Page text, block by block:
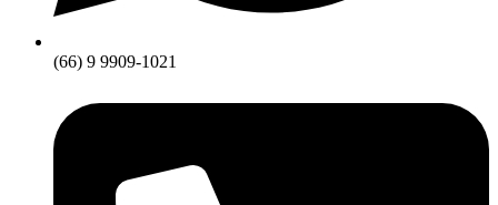
(66) 9 9909-1021